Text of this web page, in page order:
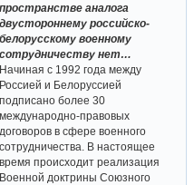
пространстве аналога
двустороннему российско-
белорусскому военному
сотрудничеству нет…
Начиная с 1992 года между
Россией и Белоруссией
подписано более 30
международно-правовых
договоров в сфере военного
сотрудничества. В настоящее
время происходит реализация
Военной доктрины Союзного